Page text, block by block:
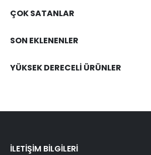
ÇOK SATANLAR
SON EKLENENLER
YÜKSEK DERECELİ ÜRÜNLER
İLETİŞİM BİLGİLERİ